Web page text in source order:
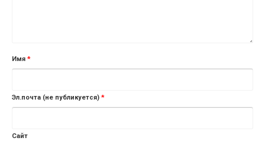
Имя *
Эл.почта (не публикуется) *
Сайт